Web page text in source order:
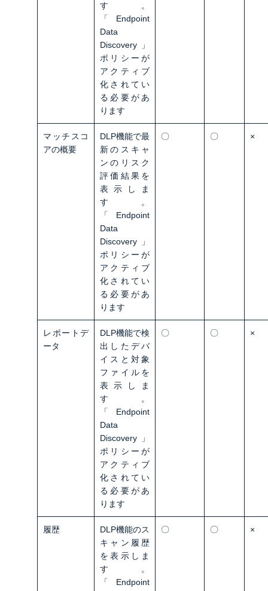
す。
「Endpoint
Data
Discovery」
ポリシーが
アクティブ
化されてい
る必要があ
ります
マッチスコ
アの概要
DLP機能で最
新のスキャ
ンのリスク
評価結果を
表示しま
す。
「Endpoint
Data
Discovery」
ポリシーが
アクティブ
化されてい
る必要があ
ります
〇 〇 ×
レポートデ
ータ
DLP機能で検
出したデバ
イスと対象
ファイルを
表示しま
す。
「Endpoint
Data
Discovery」
ポリシーが
アクティブ
化されてい
る必要があ
ります
〇 〇 ×
履歴
DLP機能のス
キャン履歴
を表示しま
す。
「Endpoint
〇 〇 ×